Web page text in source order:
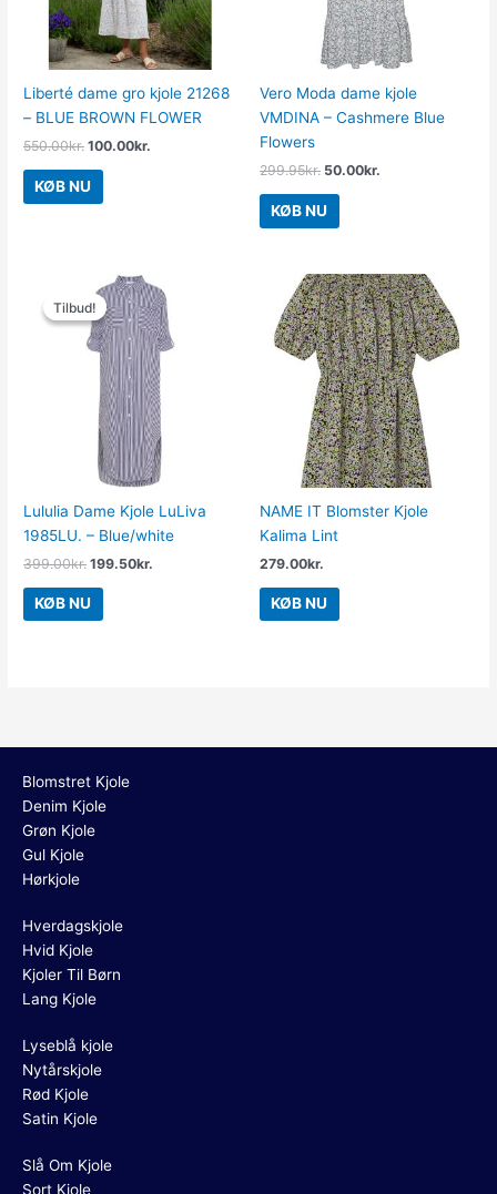
Liberté dame gro kjole 21268
– BLUE BROWN FLOWER
550.00kr. 100.00kr.
KØB NU
Vero Moda dame kjole
VMDINA – Cashmere Blue
Flowers
299.95kr. 50.00kr.
KØB NU
Tilbud!
Tilbud!
Lululia Dame Kjole LuLiva
1985LU. – Blue/white
399.00kr.
Den
oprindelige
pris
var:
399.00kr..
199.50kr.
aktuelle
pris
er:
199.50kr..
KØB NU
NAME IT Blomster Kjole
Kalima Lint
279.00kr.
KØB NU
Blomstret Kjole
Denim Kjole
Grøn Kjole
Gul Kjole
Hørkjole
Hverdagskjole
Hvid Kjole
Kjoler Til Børn
Lang Kjole
Lyseblå kjole
Nytårskjole
Rød Kjole
Satin Kjole
Slå Om Kjole
Sort Kjole